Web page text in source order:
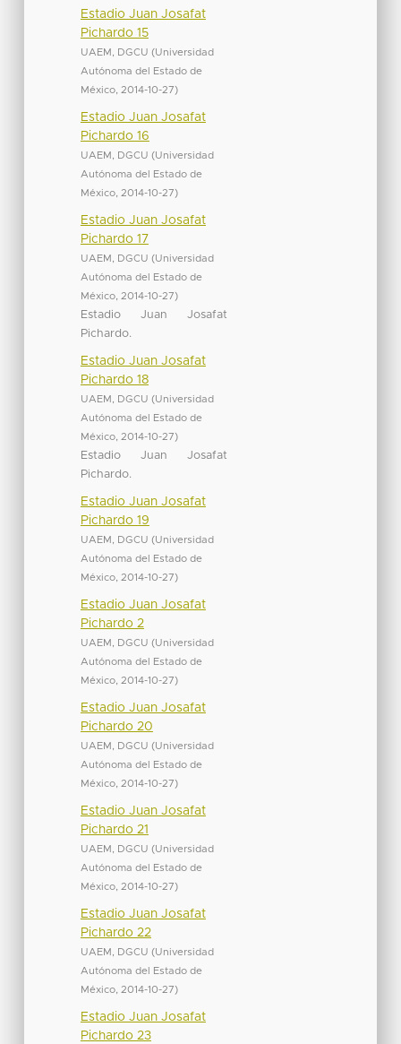
Estadio Juan Josafat
Pichardo 15
UAEM, DGCU (Universidad
Autónoma del Estado de
México, 2014-10-27)
Estadio Juan Josafat
Pichardo 16
UAEM, DGCU (Universidad
Autónoma del Estado de
México, 2014-10-27)
Estadio Juan Josafat
Pichardo 17
UAEM, DGCU (Universidad
Autónoma del Estado de
México, 2014-10-27)
Estadio Juan Josafat
Pichardo.
Estadio Juan Josafat
Pichardo 18
UAEM, DGCU (Universidad
Autónoma del Estado de
México, 2014-10-27)
Estadio Juan Josafat
Pichardo.
Estadio Juan Josafat
Pichardo 19
UAEM, DGCU (Universidad
Autónoma del Estado de
México, 2014-10-27)
Estadio Juan Josafat
Pichardo 2
UAEM, DGCU (Universidad
Autónoma del Estado de
México, 2014-10-27)
Estadio Juan Josafat
Pichardo 20
UAEM, DGCU (Universidad
Autónoma del Estado de
México, 2014-10-27)
Estadio Juan Josafat
Pichardo 21
UAEM, DGCU (Universidad
Autónoma del Estado de
México, 2014-10-27)
Estadio Juan Josafat
Pichardo 22
UAEM, DGCU (Universidad
Autónoma del Estado de
México, 2014-10-27)
Estadio Juan Josafat
Pichardo 23